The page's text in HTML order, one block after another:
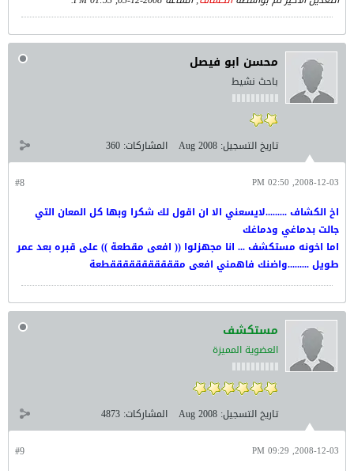
محسن ابو فيصل
باحث نشيط
تاريخ التسجيل: Aug 2008 المشاركات: 360
#8 2008-12-03, 02:50 PM
اخ الكشاف .........لايسعني الا ان اقول لك شكرا وبها كل المعان التي
جالت بدماغي ودماغك
اما اخونه مستكشف ... انا مجهزلوا (( افعى مقطعة )) على قبره بعد عمر
طويل .........واضنك فاهمني افعى مقققققققققققطعة
مستكشف
العضوية المميزة
تاريخ التسجيل: Aug 2008 المشاركات: 4873
#9 2008-12-03, 09:29 PM